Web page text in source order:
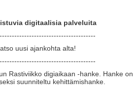
digitaalisia palveluita
uusi ajankohta alta!
Rastiviikko digiaikaan -hanke. Hanke on
suunniteltu kehittämishanke.